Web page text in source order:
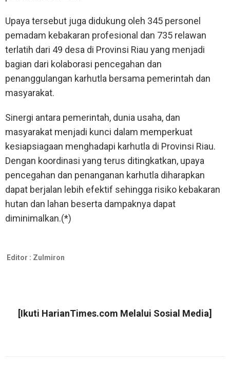
Upaya tersebut juga didukung oleh 345 personel
pemadam kebakaran profesional dan 735 relawan
terlatih dari 49 desa di Provinsi Riau yang menjadi
bagian dari kolaborasi pencegahan dan
penanggulangan karhutla bersama pemerintah dan
masyarakat.
Sinergi antara pemerintah, dunia usaha, dan
masyarakat menjadi kunci dalam memperkuat
kesiapsiagaan menghadapi karhutla di Provinsi Riau.
Dengan koordinasi yang terus ditingkatkan, upaya
pencegahan dan penanganan karhutla diharapkan
dapat berjalan lebih efektif sehingga risiko kebakaran
hutan dan lahan beserta dampaknya dapat
diminimalkan.(*)
Editor : Zulmiron
[Ikuti HarianTimes.com Melalui Sosial Media]